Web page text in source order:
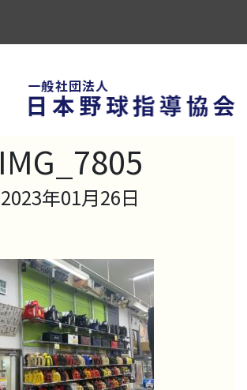
IMG_7805
2023年01月26日